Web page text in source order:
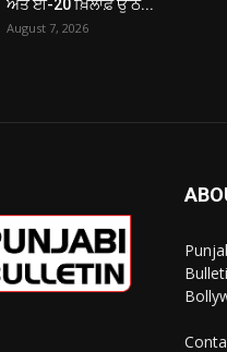
ਅਤੇ ਈ-20 ਖ਼ਿਲਾਫ਼ ਉੱਠ...
August 7, 2026